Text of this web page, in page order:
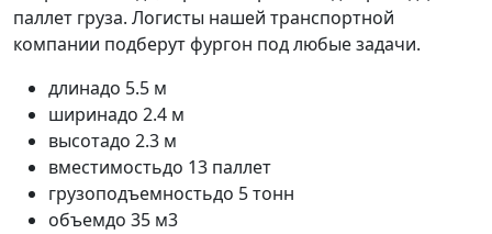
паллет груза. Логисты нашей транспортной
компании подберут фургон под любые задачи.
длинадо 5.5 м
ширинадо 2.4 м
высотадо 2.3 м
вместимостьдо 13 паллет
грузоподъемностьдо 5 тонн
объемдо 35 м3